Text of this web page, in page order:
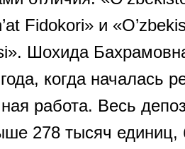
Fidokori» и
Шохида
когда началась
работа. Весь
278 тысяч единиц,